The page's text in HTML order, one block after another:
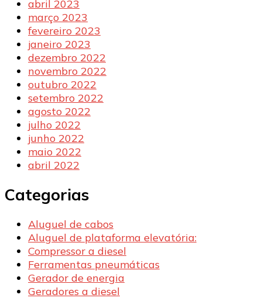
abril 2023
março 2023
fevereiro 2023
janeiro 2023
dezembro 2022
novembro 2022
outubro 2022
setembro 2022
agosto 2022
julho 2022
junho 2022
maio 2022
abril 2022
Categorias
Aluguel de cabos
Aluguel de plataforma elevatória:
Compressor a diesel
Ferramentas pneumáticas
Gerador de energia
Geradores a diesel